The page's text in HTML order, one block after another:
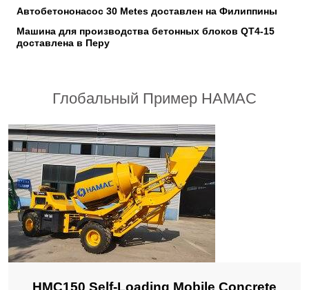
Автобетононасос 30 Metes доставлен на Филиппины
Машина для производства бетонных блоков QT4-15
доставлена в Перу
Глобальный Пример HAMAC
HMC150 Self-Loading Mobile Concrete